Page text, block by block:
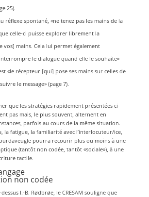
25).
réflexe spontané, «ne tenez pas les mains de la
celle-ci puisse explorer librement la
vos] mains. Cela lui permet également
le dialogue quand elle le souhaite»
«le récepteur [qui] pose ses mains sur celles de
le message» (page 7).
que les stratégies rapidement présentées ci-
pas mais, le plus souvent, alternent en
parfois au cours de la même situation.
la fatigue, la familiarité avec l’interlocuteur/ice,
pourra recourir plus ou moins à une
(tantôt non codée, tantôt «sociale»), à une
tactile.
non codée
I.-B. Rødbrøe, le CRESAM souligne que